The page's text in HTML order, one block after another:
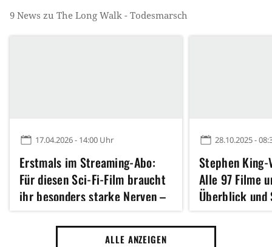
9 News zu The Long Walk - Todesmarsch
17.04.2026 - 14:00 Uhr
Erstmals im Streaming-Abo:
Für diesen Sci-Fi-Film braucht
ihr besonders starke Nerven –
erst nach 108 Minuten könnt
ihr durchatmen
28.10.2025 -
Stephen
Alle 97 Filme
Überblick und
ALLE ANZEIGEN